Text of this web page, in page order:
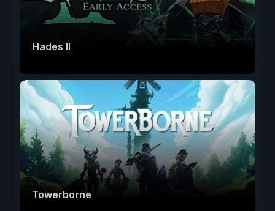
Hades II
Towerborne